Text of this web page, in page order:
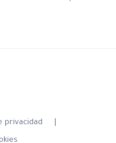
privacidad